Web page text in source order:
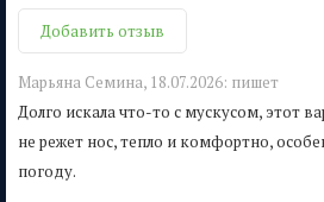
Добавить отзыв
Марьяна Семина, 18.07.2026: пишет
Долго искала что-то с мускусом, этот
не режет нос, тепло и комфортно,
погоду.